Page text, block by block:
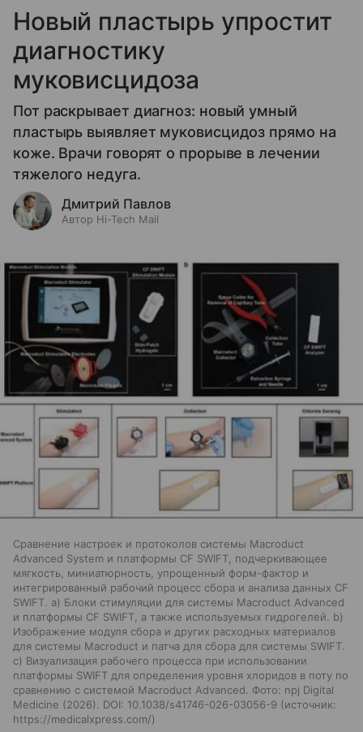
Новый пластырь упростит
диагностику
муковисцидоза
Пот раскрывает диагноз: новый умный
пластырь выявляет муковисцидоз прямо на
коже. Врачи говорят о прорыве в лечении
тяжелого недуга.
Дмитрий Павлов
Автор Hi-Tech Mail
Сравнение настроек и протоколов системы Macroduct
Advanced System и платформы CF SWIFT, подчеркивающее
мягкость, миниатюрность, упрощенный форм-фактор и
интегрированный рабочий процесс сбора и анализа данных CF
SWIFT. a) Блоки стимуляции для системы Macroduct Advanced
и платформы CF SWIFT, а также используемых гидрогелей. b)
Изображение модуля сбора и других расходных материалов
для системы Macroduct и патча для сбора для системы SWIFT.
c) Визуализация рабочего процесса при использовании
платформы SWIFT для определения уровня хлоридов в поту по
сравнению с системой Macroduct Advanced. Фото: npj Digital
Medicine (2026). DOI: 10.1038/s41746-026-03056-9
источник:
https://medicalxpress.com/